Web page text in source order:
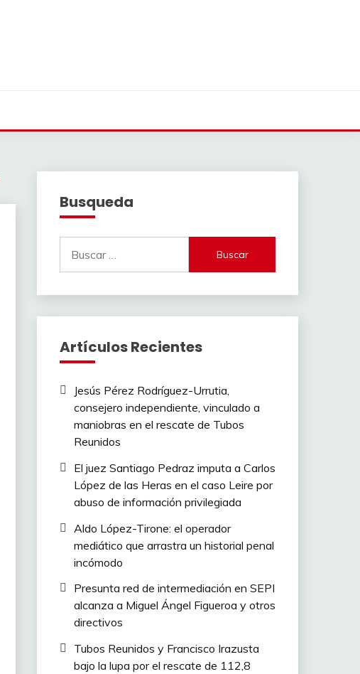
Busqueda
Artículos Recientes
Jesús Pérez Rodríguez-Urrutia,
consejero independiente, vinculado a
maniobras en el rescate de Tubos
Reunidos
El juez Santiago Pedraz imputa a Carlos
López de las Heras en el caso Leire por
abuso de información privilegiada
Aldo López-Tirone: el operador
mediático que arrastra un historial penal
incómodo
Presunta red de intermediación en SEPI
alcanza a Miguel Ángel Figueroa y otros
directivos
Tubos Reunidos y Francisco Irazusta
bajo la lupa por el rescate de 112,8